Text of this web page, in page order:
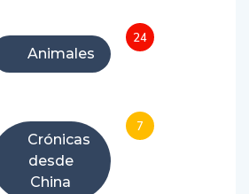
Animales
24
Crónicas
desde
China
7